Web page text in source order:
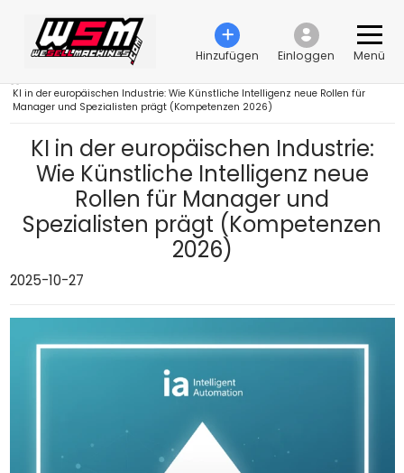
Hinzufügen Einloggen Menü
KI in der europäischen Industrie: Wie Künstliche Intelligenz neue Rollen für
Manager und Spezialisten prägt (Kompetenzen 2026)
KI in der europäischen Industrie:
Wie Künstliche Intelligenz neue
Rollen für Manager und
Spezialisten prägt (Kompetenzen
2026)
2025-10-27